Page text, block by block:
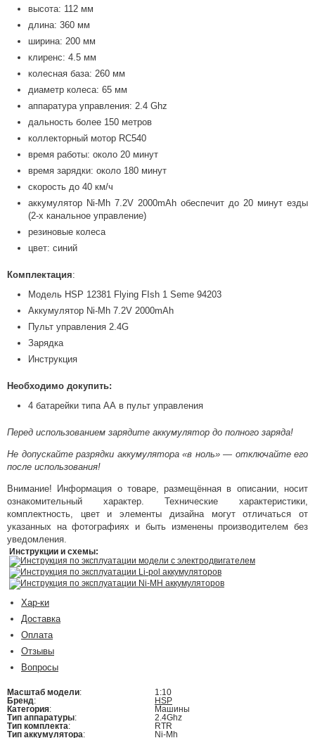
высота: 112 мм
длина: 360 мм
ширина: 200 мм
клиренс: 4.5 мм
колесная база: 260 мм
диаметр колеса: 65 мм
аппаратура управления: 2.4 Ghz
дальность более 150 метров
коллекторный мотор RC540
время работы: около 20 минут
время зарядки: около 180 минут
скорость до 40 км/ч
аккумулятор Ni-Mh 7.2V 2000mAh обеспечит до 20 минут езды
(2-х канальное управление)
резиновые колеса
цвет: синий
Комплектация:
Модель HSP 12381 Flying FIsh 1 Seme 94203
Аккумулятор Ni-Mh 7.2V 2000mAh
Пульт управления 2.4G
Зарядка
Инструкция
Необходимо докупить:
4 батарейки типа АА в пульт управления
Перед использованием зарядите аккумулятор до полного заряда!
Не допускайте разрядки аккумулятора «в ноль» — отключайте его
после использования!
Внимание! Информация о товаре, размещённая в описании, носит
ознакомительный характер. Технические характеристики,
комплектность, цвет и элементы дизайна могут отличаться от
указанных на фотографиях и быть изменены производителем без
уведомления.
Инструкции и схемы:
Инструкция по эксплуатации модели с электродвигателем
Инструкция по эксплуатации Li-pol аккумуляторов
Инструкция по эксплуатации Ni-MH аккумуляторов
Хар-ки
Доставка
Оплата
Отзывы
Вопросы
Масштаб модели:
1:10
Бренд:
HSP
Категория:
Машины
Тип аппаратуры:
2.4Ghz
Тип комплекта:
RTR
Тип аккумулятора: Ni-Mh